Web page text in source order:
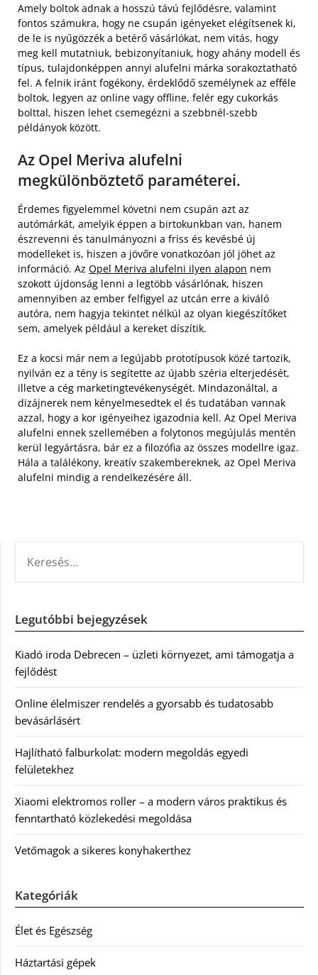
Amely boltok adnak a hosszú távú fejlődésre, valamint
fontos számukra, hogy ne csupán igényeket elégítsenek ki,
de le is nyűgözzék a betérő vásárlókat, nem vitás, hogy
meg kell mutatniuk, bebizonyítaniuk, hogy ahány modell és
típus, tulajdonképpen annyi alufelni márka sorakoztatható
fel. A felnik iránt fogékony, érdeklődő személynek az efféle
boltok, legyen az online vagy offline, felér egy cukorkás
bolttal, hiszen lehet csemegézni a szebbnél-szebb
példányok között.
Az Opel Meriva alufelni
megkülönböztető paraméterei.
Érdemes figyelemmel követni nem csupán azt az
autómárkát, amelyik éppen a birtokunkban van, hanem
észrevenni és tanulmányozni a friss és kevésbé új
modelleket is, hiszen a jövőre vonatkozóan jól jöhet az
információ. Az Opel Meriva alufelni ilyen alapon nem
szokott újdonság lenni a legtöbb vásárlónak, hiszen
amennyiben az ember felfigyel az utcán erre a kiváló
autóra, nem hagyja tekintet nélkül az olyan kiegészítőket
sem, amelyek például a kereket díszítik.
Ez a kocsi már nem a legújabb prototípusok közé tartozik,
nyilván ez a tény is segítette az újabb széria elterjedését,
illetve a cég marketingtevékenységét. Mindazonáltal, a
dizájnerek nem kényelmesedtek el és tudatában vannak
azzal, hogy a kor igényeihez igazodnia kell. Az Opel Meriva
alufelni ennek szellemében a folytonos megújulás mentén
kerül legyártásra, bár ez a filozófia az összes modellre igaz.
Hála a találékony, kreatív szakembereknek, az Opel Meriva
alufelni mindig a rendelkezésére áll.
Legutóbbi bejegyzések
Kiadó iroda Debrecen – üzleti környezet, ami támogatja a
fejlődést
Online élelmiszer rendelés a gyorsabb és tudatosabb
bevásárlásért
Hajlítható falburkolat: modern megoldás egyedi
felületekhez
Xiaomi elektromos roller – a modern város praktikus és
fenntartható közlekedési megoldása
Vetőmagok a sikeres konyhakerthez
Kategóriák
Élet és Egészség
Háztartási gépek